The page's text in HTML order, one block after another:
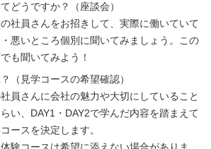
どうですか？（座談会）
社員さんをお招きして、実際に働いていて
悪いところ個別に聞いてみましょう。この
も聞いてみよう！
（見学コースの希望確認）
員さんに会社の魅力や大切にしていること
い、DAY1・DAY2で学んだ内容を踏まえて
ースを決定します。